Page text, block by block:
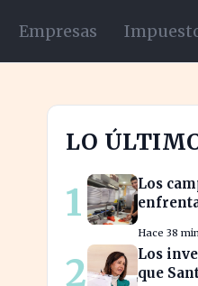
Empresas
LO
1
Los
cubrirla
Hace 38
2
Los
que